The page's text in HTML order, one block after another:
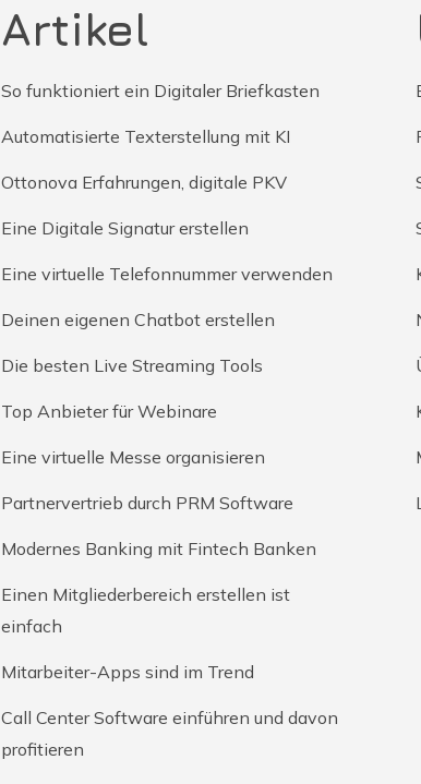
Artikel
So funktioniert ein Digitaler Briefkasten
Automatisierte Texterstellung mit KI
Ottonova Erfahrungen, digitale PKV
Eine Digitale Signatur erstellen
Eine virtuelle Telefonnummer verwenden
Deinen eigenen Chatbot erstellen
Die besten Live Streaming Tools
Top Anbieter für Webinare
Eine virtuelle Messe organisieren
Partnervertrieb durch PRM Software
Modernes Banking mit Fintech Banken
Einen Mitgliederbereich erstellen ist
einfach
Mitarbeiter-Apps sind im Trend
Call Center Software einführen und davon
profitieren